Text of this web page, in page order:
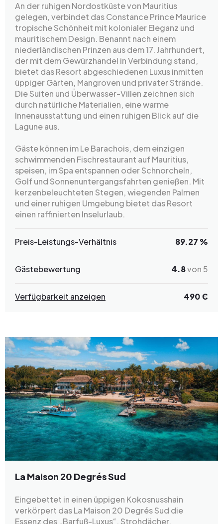
An der ruhigen Nordostküste von Mauritius
gelegen, verbindet das Constance Prince Maurice
tropische Schönheit mit kolonialer Eleganz und
mauritischem Design. Benannt nach einem
niederländischen Prinzen aus dem 17. Jahrhundert,
der mit dem Gewürzhandel in Verbindung stand,
bietet das Resort abgeschiedenen Luxus inmitten
üppiger Gärten, Mangroven und privater Strände.
Die Suiten und Überwasser-Villen zeichnen sich
durch natürliche Materialien, eine warme
Innenausstattung und einen ruhigen Blick auf die
Lagune aus.
Gäste können im Le Barachois, dem einzigen
schwimmenden Fischrestaurant auf Mauritius,
speisen, im Spa entspannen oder Schnorcheln,
Golf und Sonnenuntergangsfahrten genießen. Mit
kerzenbeleuchteten Stegen, wiegenden Palmen
und einer ruhigen Umgebung bietet das Resort
einen raffinierten Inselurlaub.
Preis-Leistungs-Verhältnis 89.27 %
Gästebewertung 4.8von 5
Verfügbarkeit anzeigen 490 €
La Maison 20 Degrés Sud
Eingebettet in einen üppigen Kokosnusshain
verkörpert das La Maison 20 Degrés Sud die
Essenz des „Barfuß-Luxus“. Strohdächer,